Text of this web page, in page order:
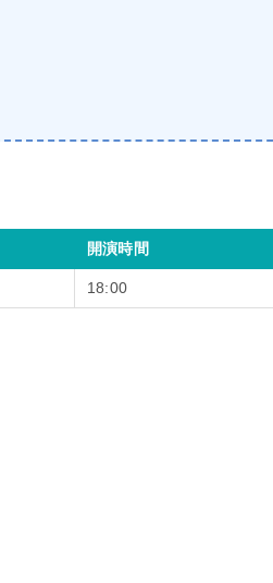
開演時間
18:00